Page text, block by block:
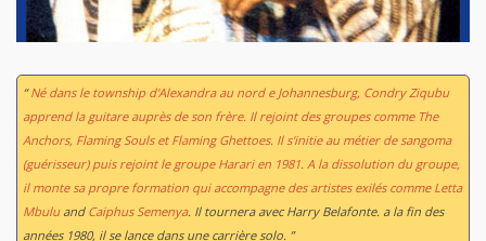
“Né dans le township d'Alexandra au nord e Johannesburg, Condry Ziqubu
apprend la guitare auprès de son frère. Il rejoint des groupes comme The
Anchors, Flaming Souls et Flaming Ghettoes. Il s'initie au métier de sangoma
(guérisseur) puis rejoint le groupe Harari en 1981. A la dissolution du groupe,
il monte sa propre formation qui accompagne des artistes exilés comme Letta
Mbuluand Caiphus Semenya. Il tournera avec Harry Belafonte. a la fin des
années 1980, il se lance dans une carrière solo. ”